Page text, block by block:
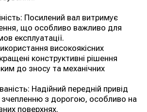
Посилений вал витримує
що особливо важливо для
експлуатації.
високоякісних
конструктивні рішення
до зносу та механічних
Надійний передній привід
з дорогою, особливо на
поверхнях.